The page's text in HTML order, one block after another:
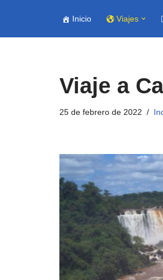
Inicio Viajes
Viaje a
25 de febrero de 2022